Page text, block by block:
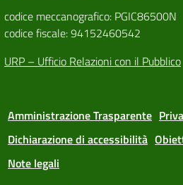
codice meccanografico: PGIC86500N
codice fiscale: 94152460542
URP – Ufficio Relazioni con il Pubblico
Amministrazione Trasparente
Dichiarazione di accessibilità
Note legali